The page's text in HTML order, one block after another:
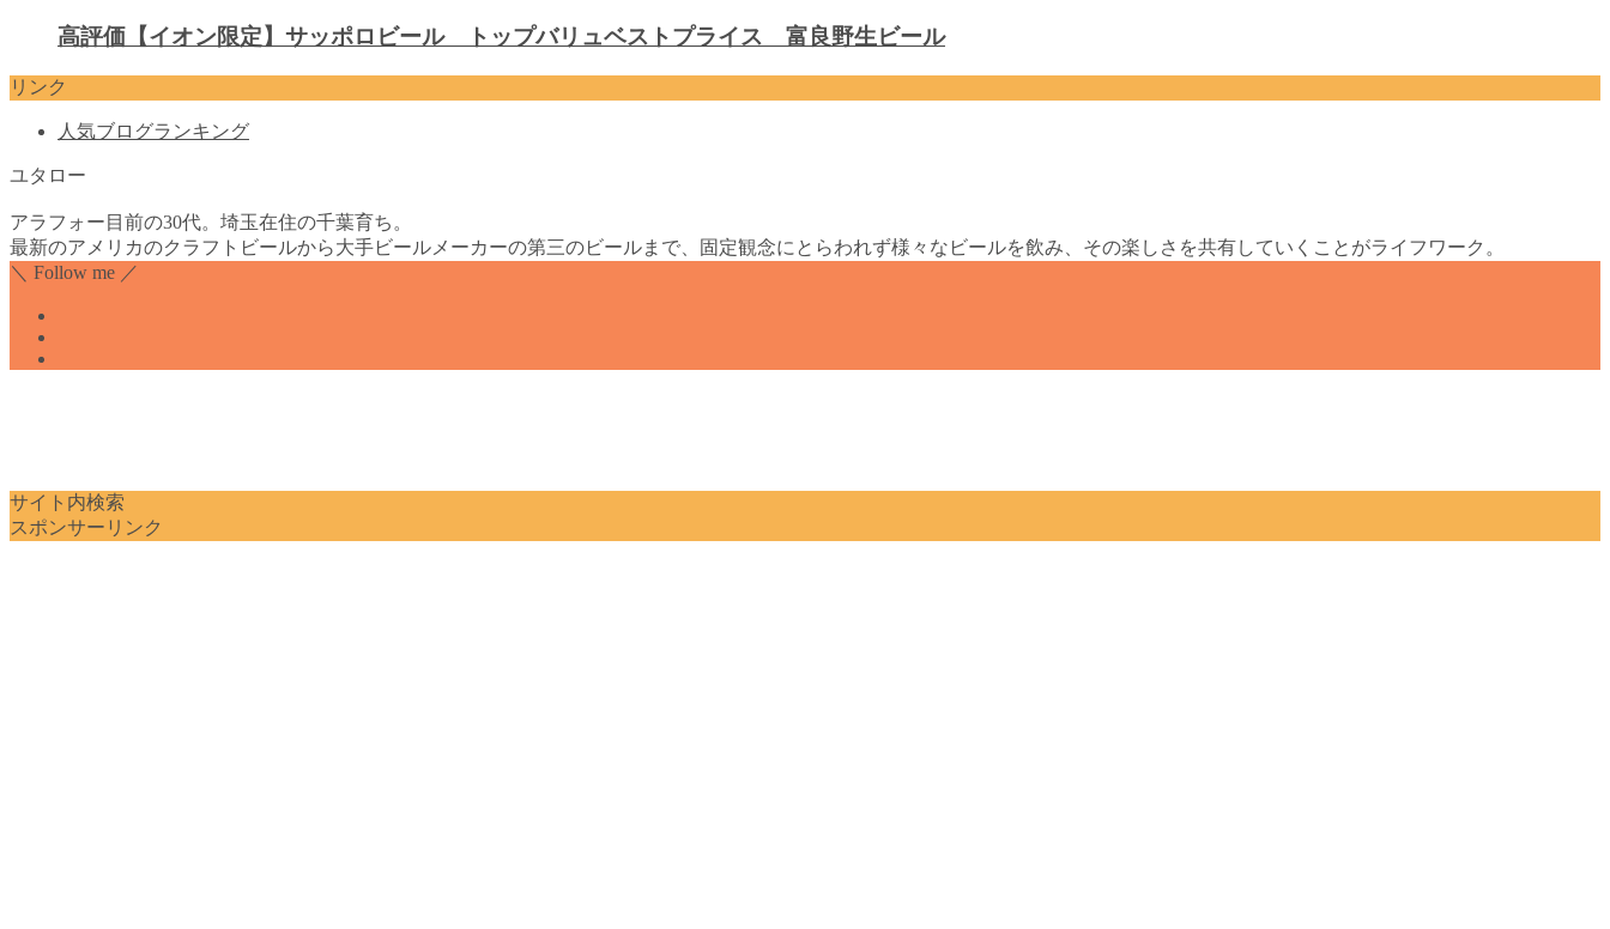
高評価【イオン限定】サッポロビール トップバリュベストプライス 富良野生ビール
リンク
人気ブログランキング
ユタロー
アラフォー目前の30代。埼玉在住の千葉育ち。
最新のアメリカのクラフトビールから大手ビールメーカーの第三のビールまで、固定観念にとらわれず様々なビールを飲み、その楽しさを共有していくことがライフワーク。
＼ Follow me ／
サイト内検索
スポンサーリンク